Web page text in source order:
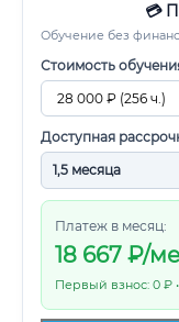
💳
Обучение без
Стоимость
Доступная
Платеж в месяц:
18 667 ₽/
Первый взнос: 0 ₽